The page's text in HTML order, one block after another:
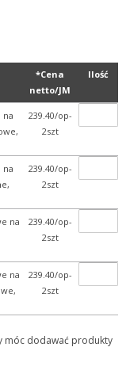
*Cena
netto/JM
Ilość
na
239.40/op-
2szt
na
239.40/op-
2szt
na
239.40/op-
2szt
na
239.40/op-
2szt
móc dodawać produkty